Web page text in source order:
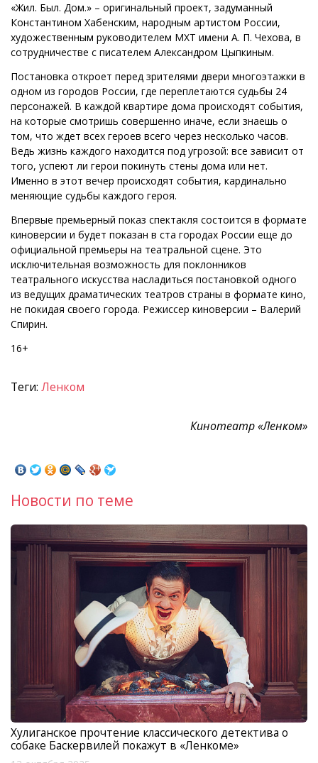
«Жил. Был. Дом.» – оригинальный проект, задуманный
Константином Хабенским, народным артистом России,
художественным руководителем МХТ имени А. П. Чехова, в
сотрудничестве с писателем Александром Цыпкиным.
Постановка откроет перед зрителями двери многоэтажки в
одном из городов России, где переплетаются судьбы 24
персонажей. В каждой квартире дома происходят события,
на которые смотришь совершенно иначе, если знаешь о
том, что ждет всех героев всего через несколько часов.
Ведь жизнь каждого находится под угрозой: все зависит от
того, успеют ли герои покинуть стены дома или нет.
Именно в этот вечер происходят события, кардинально
меняющие судьбы каждого героя.
Впервые премьерный показ спектакля состоится в формате
киноверсии и будет показан в ста городах России еще до
официальной премьеры на театральной сцене. Это
исключительная возможность для поклонников
театрального искусства насладиться постановкой одного
из ведущих драматических театров страны в формате кино,
не покидая своего города. Режиссер киноверсии – Валерий
Спирин.
16+
Теги: Ленком
Кинотеатр «Ленком»
Новости по теме
Хулиганское прочтение классического детектива о
собаке Баскервилей покажут в «Ленкоме»